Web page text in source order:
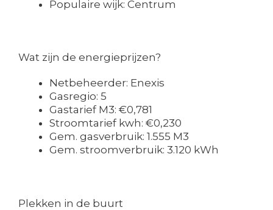
Populaire wijk: Centrum
Wat zijn de energieprijzen?
Netbeheerder: Enexis
Gasregio: 5
Gastarief M3: €0,781
Stroomtarief kwh: €0,230
Gem. gasverbruik: 1.555 M3
Gem. stroomverbruik: 3.120 kWh
Plekken in de buurt